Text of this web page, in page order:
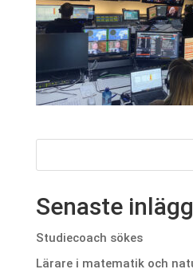
Senaste
Studiecoach sökes
Lärare i matematik och